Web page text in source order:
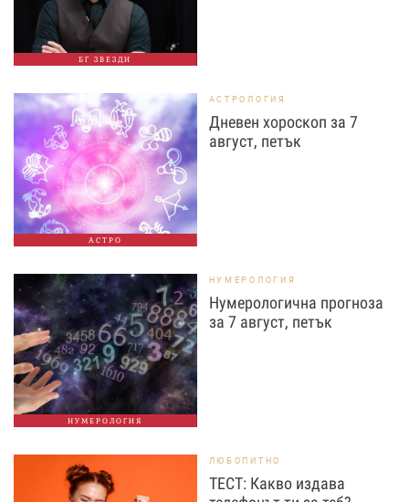
БГ ЗВЕЗДИ
АСТРО
АСТРОЛОГИЯ
Дневен хороскоп за 7
август, петък
НУМЕРОЛОГИЯ
НУМЕРОЛОГИЯ
Нумерологична прогноза
за 7 август, петък
ЛЮБОПИТНО
ТЕСТ: Какво издава